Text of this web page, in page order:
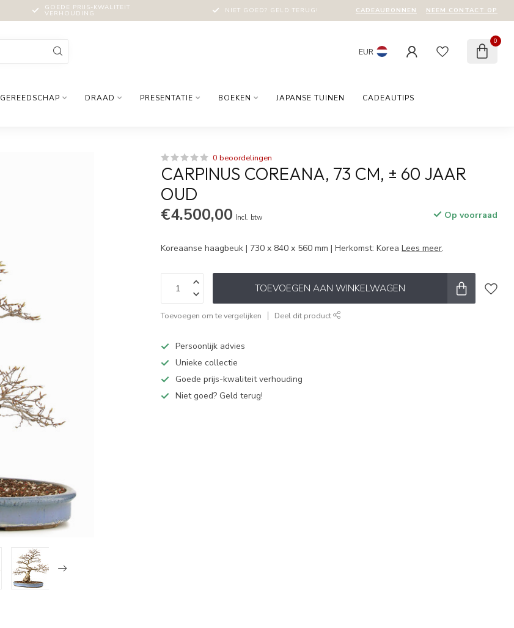
GOEDE PRIJS-KWALITEIT
VERHOUDING NIET GOED? GELD TERUG! CADEAUBONNEN NEEM CONTACT OP
EUR
0
GEREEDSCHAP DRAAD PRESENTATIE BOEKEN JAPANSE TUINEN CADEAUTIPS
0 beoordelingen
CARPINUS COREANA, 73 CM, ± 60 JAAR
OUD
€4.500,00 Incl. btw Op voorraad
Koreaanse haagbeuk | 730 x 840 x 560 mm | Herkomst: KoreaLees meer.
TOEVOEGEN AAN WINKELWAGEN
Toevoegen om te vergelijken Deel dit product
Persoonlijk advies
Unieke collectie
Goede prijs-kwaliteit verhouding
Niet goed? Geld terug!